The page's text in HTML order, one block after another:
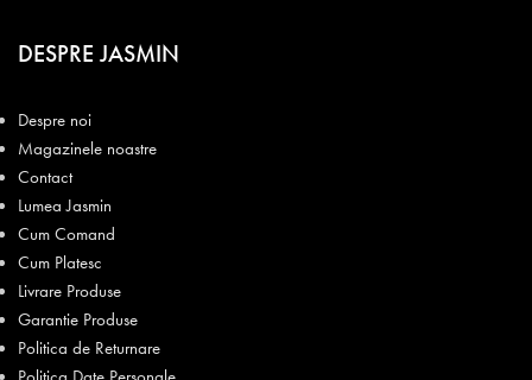
DESPRE JASMIN
Despre noi
Magazinele noastre
Contact
Lumea Jasmin
Cum Comand
Cum Platesc
Livrare Produse
Garantie Produse
Politica de Returnare